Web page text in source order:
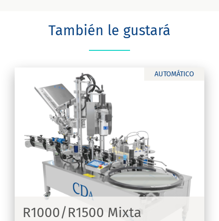
También le gustará
AUTOMÁTICO
R1000/R1500 Mixta